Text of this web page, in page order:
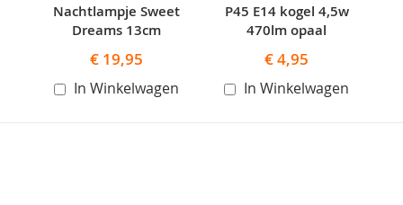
Nachtlampje Sweet
Dreams 13cm
€ 19,95
In Winkelwagen
P45 E14 kogel 4,5w
470lm opaal
€ 4,95
In Winkelwagen